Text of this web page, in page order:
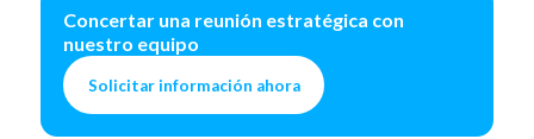
Concertar una reunión estratégica con
nuestro equipo
Solicitar información ahora